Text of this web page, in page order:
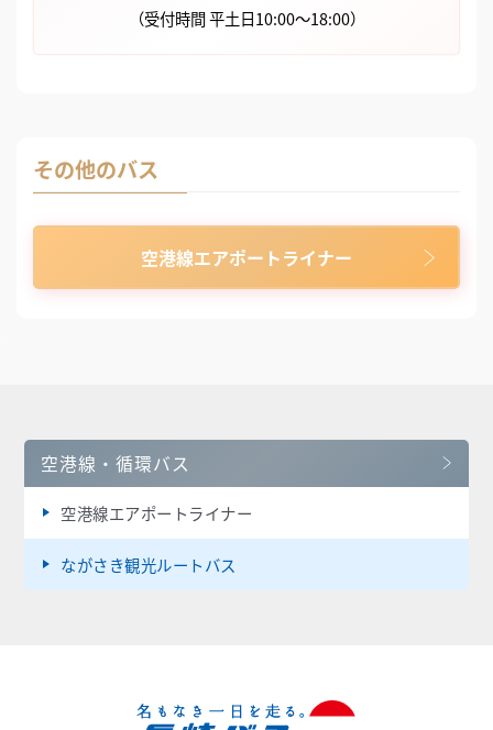
（受付時間 平土日10:00～18:00）
その他のバス
空港線エアポートライナー
空港線・循環バス
空港線エアポートライナー
ながさき観光ルートバス